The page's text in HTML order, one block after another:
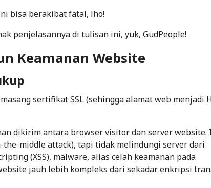
bisa berakibat fatal, lho!
penjelasannya di tulisan ini, yuk, GudPeople!
Keamanan Website
sertifikat SSL (sehingga alamat web menjadi
dikirim antara browser visitor dan server website.
the-middle attack), tapi tidak melindungi server dari
(XSS), malware, alias celah keamanan pada
jauh lebih kompleks dari sekadar enkripsi